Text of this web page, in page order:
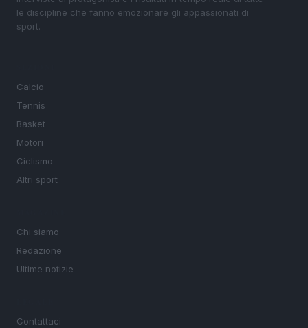
le discipline che fanno emozionare gli appassionati di
sport.
Calcio
Tennis
Basket
Motori
Ciclismo
Altri sport
Chi siamo
Redazione
Ultime notizie
Contattaci